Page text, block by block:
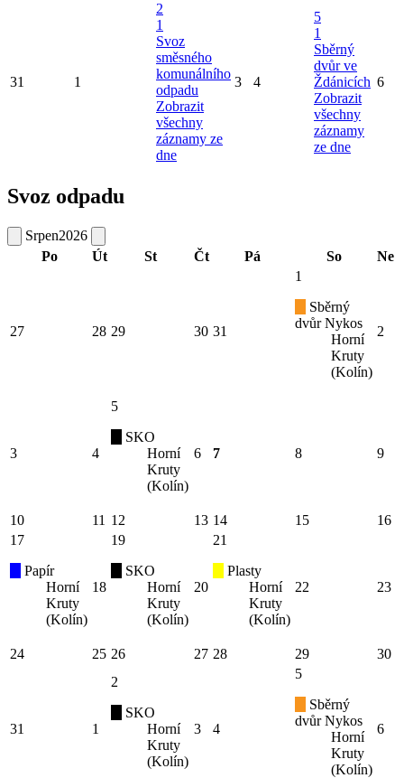
31 1
2
1
Svoz
směsného
komunálního
odpadu
Zobrazit
všechny
záznamy ze
dne
3 4
5
1
Sběrný
dvůr ve
Ždánicích
Zobrazit
všechny
záznamy
ze dne
6
Svoz odpadu
Srpen2026
Po
Út St Čt Pá So Ne
27 28 29 30 31
1
Sběrný
dvůr Nykos
Horní
Kruty
(Kolín)
2
3 4
5
SKO
Horní
Kruty
(Kolín)
6 7 8 9
10 11 12 13 14 15
16
17
Papír
Horní
Kruty
(Kolín)
18
19
SKO
Horní
Kruty
(Kolín)
20
21
Plasty
Horní
Kruty
(Kolín)
22 23
24 25 26 27 28 29 30
31 1
2
SKO
Horní
Kruty
(Kolín)
3 4
5
Sběrný
dvůr Nykos
Horní
Kruty
(Kolín)
6